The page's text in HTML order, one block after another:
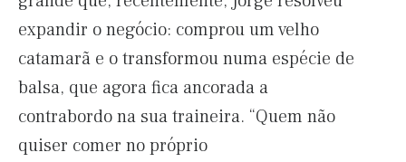
expandir o negócio: comprou um velho
catamarã e o transformou numa espécie de
balsa, que agora fica ancorada a
contrabordo na sua traineira. “Quem não
quiser comer no próprio